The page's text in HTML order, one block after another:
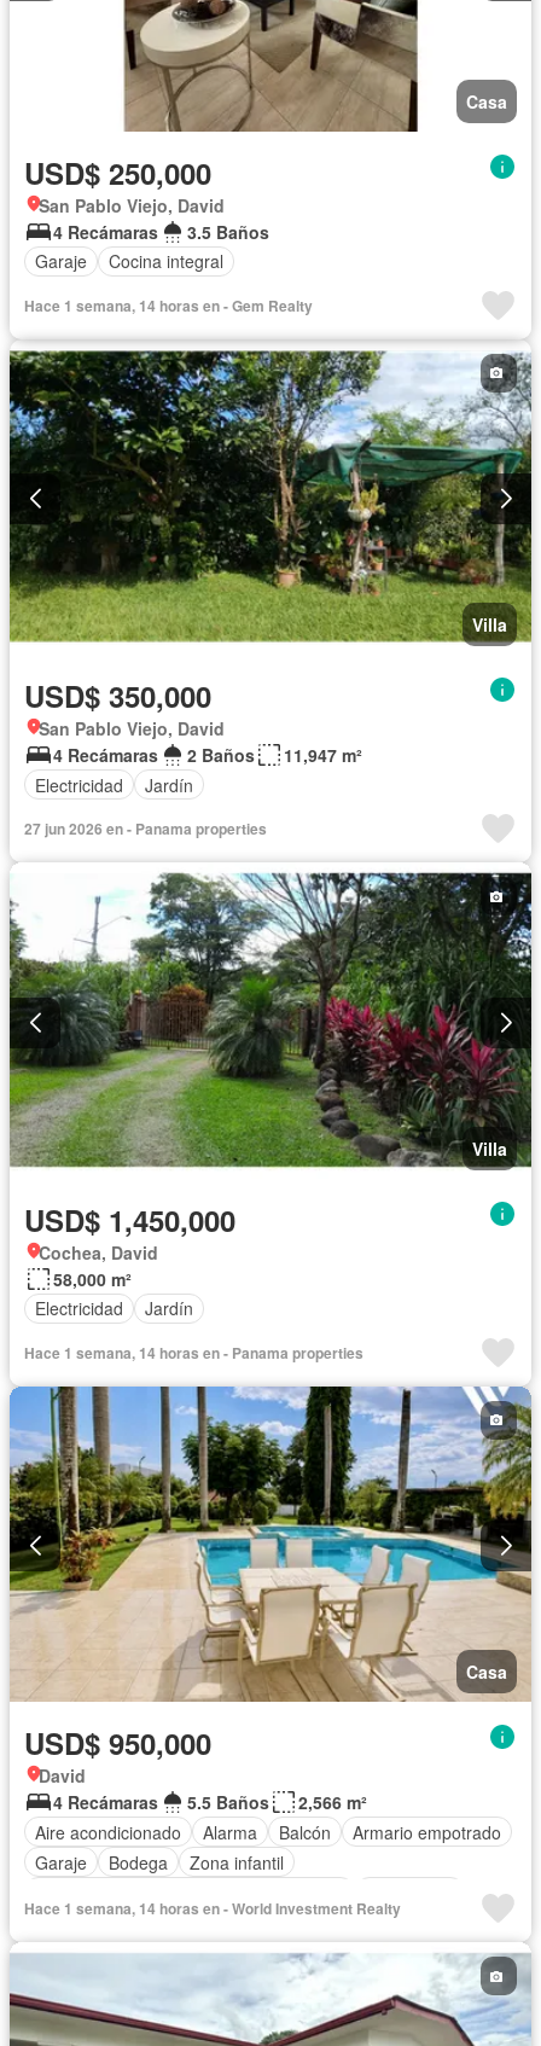
Casa
USD$ 250,000
San Pablo Viejo, David
4 Recámaras
3.5 Baños
Garaje
Cocina integral
Hace 1 semana, 14 horas en - Gem Realty
Villa
USD$ 350,000
San Pablo Viejo, David
4 Recámaras
2 Baños
11,947 m²
Electricidad
Jardín
27 jun 2026 en - Panama properties
Villa
USD$ 1,450,000
Cochea, David
58,000 m²
Electricidad
Jardín
Hace 1 semana, 14 horas en - Panama properties
Casa
USD$ 950,000
David
4 Recámaras
5.5 Baños
2,566 m²
Aire acondicionado
Alarma Balcón
Armario empotrado
Garaje
Bodega
Zona infantil
Cocina equipada
Chimenea Jardín
Parrilla
Cocina integral
Internet Jacuzzi
Gas natural
Cuarto de servicio
Agua
Patio
Hace 1 semana, 14 horas en - World Investment Realty